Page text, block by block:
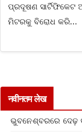
ପ୍ରଦୂଷଣ ସାର୍ଟିଫିକେଟ
ମିଟରକୁ ବିରୋଧ କରି…
नवीनतम लेख
ଭୁବନେଶ୍ବରରେ